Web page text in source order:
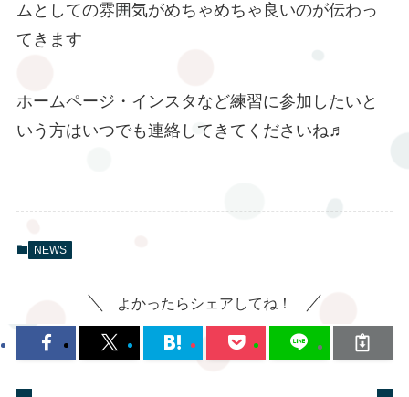
ムとしての雰囲気がめちゃめちゃ良いのが伝わっ
てきます
ホームページ・インスタなど練習に参加したいと
いう方はいつでも連絡してきてくださいね♬
NEWS
よかったらシェアしてね！